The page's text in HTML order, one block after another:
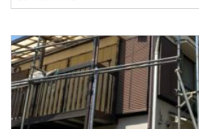
話は変わりますが皆